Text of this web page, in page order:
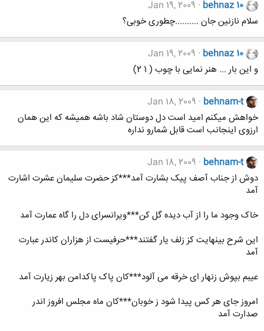
behnaz 10
Jan 19, 2009
سلام نازنین جان ..........چطوری خوبی؟
behnaz 10
Jan 19, 2009
و این بار ... هنر نمایی با چوب ( 1 2)
behnam-t
Jan 18, 2009
خواهش میکنم امید است دل دوستان شاد باشه همیشه که این همان
ارزوی اینجانب است قابل شمارو نداره
behnam-t
Jan 18, 2009
دوش از جناب آصف پیک بشارت آمد***کز حضرت سلیمان عشرت اشارت
آمد
خاک وجود ما را از آب دیده گل کن***ویرانسرای دل را گاه عمارت آمد
این شرح بی​نهایت کز زلف یار گفتند***حرفیست از هزاران کاندر عبارت
آمد
عیبم بپوش زنهار ای خرقه می آلود***کان پاک پاکدامن بهر زیارت آمد
امروز جای هر کس پیدا شود ز خوبان***کان ماه مجلس افروز اندر
صدارت آمد